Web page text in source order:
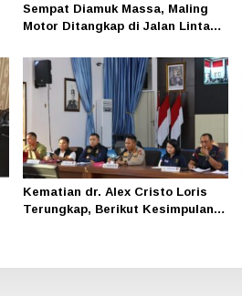
Sempat Diamuk Massa, Maling
Motor Ditangkap di Jalan Lintas
Kematian dr. Alex Cristo Loris
Terungkap, Berikut Kesimpulan